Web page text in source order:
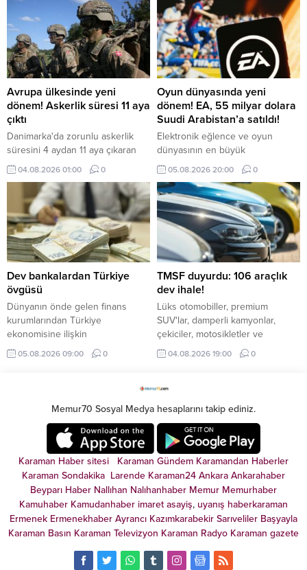
desteğiyle Avrupa borsaları
İngiltere hariç günü yükselişle
tamamladı.
Avrupa ülkesinde yeni
dönem! Askerlik süresi 11 aya
çıktı
Danimarka'da zorunlu askerlik
süresini 4 aydan 11 aya çıkaran
yeni uygulama kapsamında ilk
grup, askerlik hizmetine başladı.
04.08.2026 01:00 0
Oyun dünyasında yeni
dönem! EA, 55 milyar dolara
Suudi Arabistan’a satıldı!
Elektronik eğlence ve oyun
dünyasının en büyük
aktörlerinden Electronic Arts (EA),
55 milyar dolarlık devasa bir
anlaşmayla borsaya veda ederek
kapalı devre özel bir şirkete
dönüştü.
05.08.2026 20:00 0
Dev bankalardan Türkiye
övgüsü
Dünyanın önde gelen finans
kurumlarından Türkiye
ekonomisine ilişkin
değerlendirmelerinde olumlu
beklentilerini artırmaya devam
görüşlerini güçlendirdi.
05.08.2026 09:00 0
TMSF duyurdu: 106 araçlık
dev ihale!
Lüks otomobiller, premium
SUV'lar, damperli kamyonlar,
çekiciler, motosikletler ve
ekonomik binek araçlar ihalede
alıcılarını bekliyor. İşte detaylar...
04.08.2026 19:00 0
Memur70 Sosyal Medya hesaplarını takip ediniz.
Karaman Haber sitesi Karaman Gündem Karamandan Haberler
Karaman Sondakika Larende Karaman24 Ankara Ankarahaber
Beyparı Haber Nallıhan Nalıhanhaber Memur Memurhaber
Kamuhaber Kamudanhaber imaret asayiş, uyanış haberkaraman
Ermenek Ermenekhaber Ayrancı Kazımkarabekir Sarıveliler Başyayla
Karaman Basın Karaman Televizyon Karaman Radyo Karaman gazete